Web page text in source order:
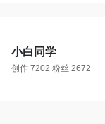
小白同学
创作 7202 粉丝 2672